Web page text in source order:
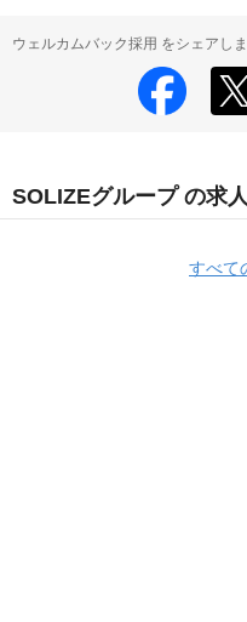
ウェルカムバック採用 をシェアし
SOLIZEグループ の求人
すべて